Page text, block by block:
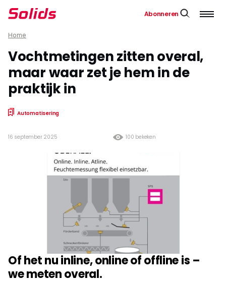
Abonneren
Home
Vochtmetingen zitten overal,
maar waar zet je hem in de
praktijk in
Automatisering
100 bekeken
16 september 2025
Of het nu inline, online of offline is –
we meten overal.